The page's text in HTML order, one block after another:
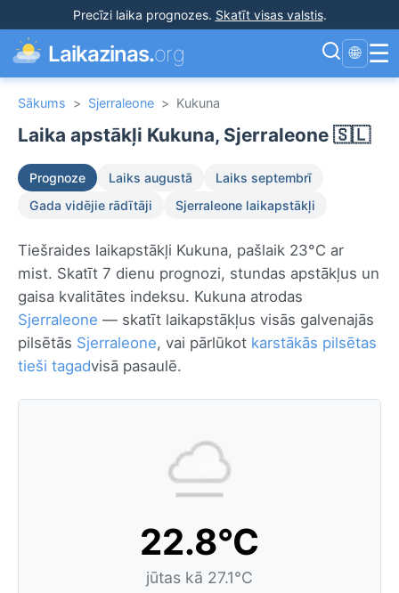
Precīzi laika prognozes. Skatīt visas valstis.
Laikazinas.org 🌐 ☰
Sākums > Sjerraleone > Kukuna
Laika apstākļi Kukuna, Sjerraleone 🇸🇱
Prognoze Laiks augustā
Laiks septembrī
Gada vidējie rādītāji
Sjerraleone laikapstākļi
Tiešraides laikapstākļi Kukuna, pašlaik 23°C ar
mist. Skatīt 7 dienu prognozi, stundas apstākļus un
gaisa kvalitātes indeksu. Kukuna atrodas
Sjerraleone — skatīt laikapstākļus visās galvenajās
pilsētās Sjerraleone, vai pārlūkot karstākās pilsētas
tieši tagadvisā pasaulē.
22.8°C
jūtas kā 27.1°C